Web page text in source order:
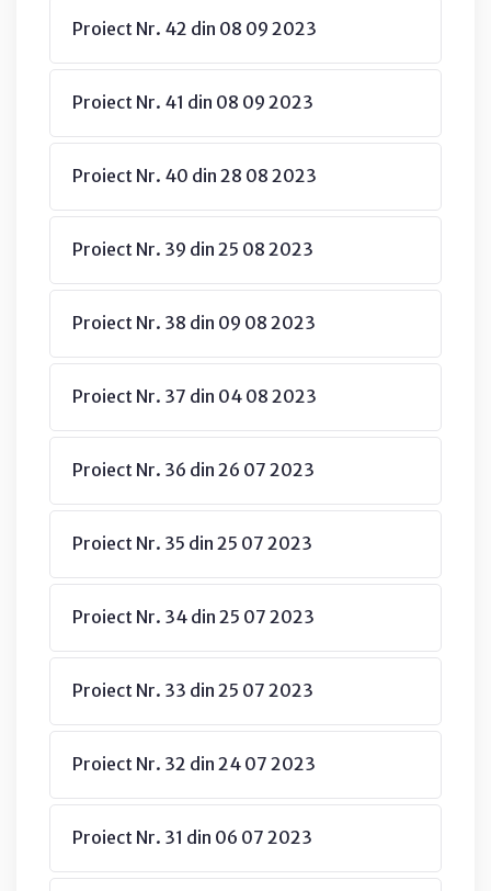
Proiect Nr. 42 din 08 09 2023
Proiect Nr. 41 din 08 09 2023
Proiect Nr. 40 din 28 08 2023
Proiect Nr. 39 din 25 08 2023
Proiect Nr. 38 din 09 08 2023
Proiect Nr. 37 din 04 08 2023
Proiect Nr. 36 din 26 07 2023
Proiect Nr. 35 din 25 07 2023
Proiect Nr. 34 din 25 07 2023
Proiect Nr. 33 din 25 07 2023
Proiect Nr. 32 din 24 07 2023
Proiect Nr. 31 din 06 07 2023